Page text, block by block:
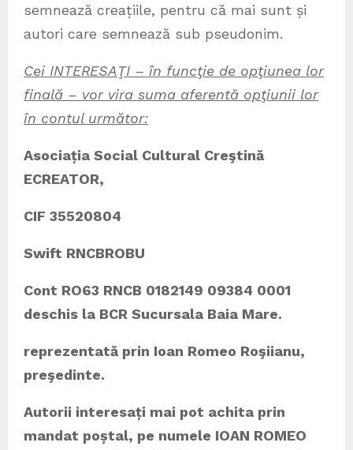
semnează creațiile, pentru că mai sunt și
autori care semnează sub pseudonim.
Cei INTERESAŢI – în funcţie de opţiunea lor
finală – vor vira suma aferentă opţiunii lor
în contul următor:
Asociația Social Cultural Creştină
ECREATOR,
CIF 35520804
Swift RNCBROBU
Cont RO63 RNCB 0182149 09384 0001
deschis la BCR Sucursala Baia Mare.
reprezentată prin Ioan Romeo Roşiianu,
preşedinte.
Autorii interesați mai pot achita prin
mandat poștal, pe numele IOAN ROMEO